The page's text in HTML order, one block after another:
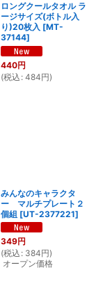
ロングクールタオル ラ
ージサイズ(ボトル入
り)20枚入 [MT-
37144]
440円
(税込 : 484円)
みんなのキャラクタ
ー マルチプレート２
個組 [UT-2377221]
349円
(税込 : 384円)
オープン価格